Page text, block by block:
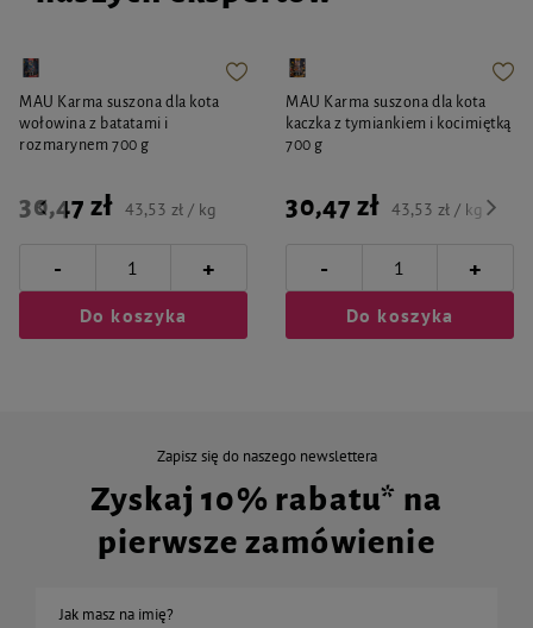
MAU Karma suszona dla kota
wołowina z batatami i
rozmarynem 700 g
30,47 zł 43,53 zł / kg
- +
Do koszyka
MAU Karma suszona dla kota
kaczka z tymiankiem i kocimiętką
700 g
30,47 zł 43,53 zł / kg
- +
Do koszyka
Zapisz się do naszego newslettera
Zyskaj 10% rabatu* na
pierwsze zamówienie
Jak masz na imię?